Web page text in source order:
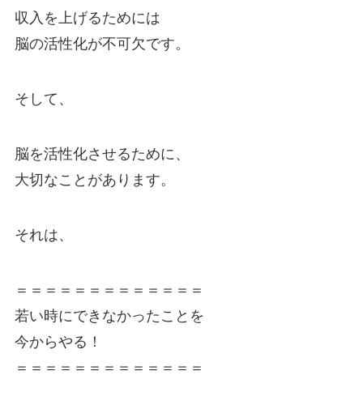
収入を上げるためには
脳の活性化が不可欠です。
そして、
脳を活性化させるために、
大切なことがあります。
それは、
＝＝＝＝＝＝＝＝＝＝＝＝＝
若い時にできなかったことを
今からやる！
＝＝＝＝＝＝＝＝＝＝＝＝＝